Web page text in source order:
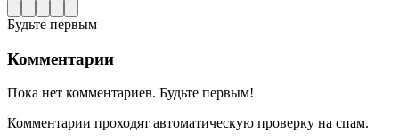
Будьте первым
Комментарии
Пока нет комментариев. Будьте первым!
Комментарии проходят автоматическую проверку на спам.